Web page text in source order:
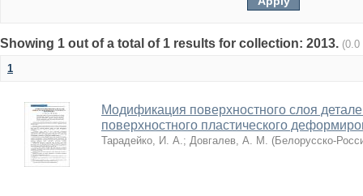
Showing 1 out of a total of 1 results for collection: 2013. (0.0
1
Модификация поверхностного слоя
поверхностного пластического
Тарадейко, И. А.; Довгалев, А. М. (Белорусско-